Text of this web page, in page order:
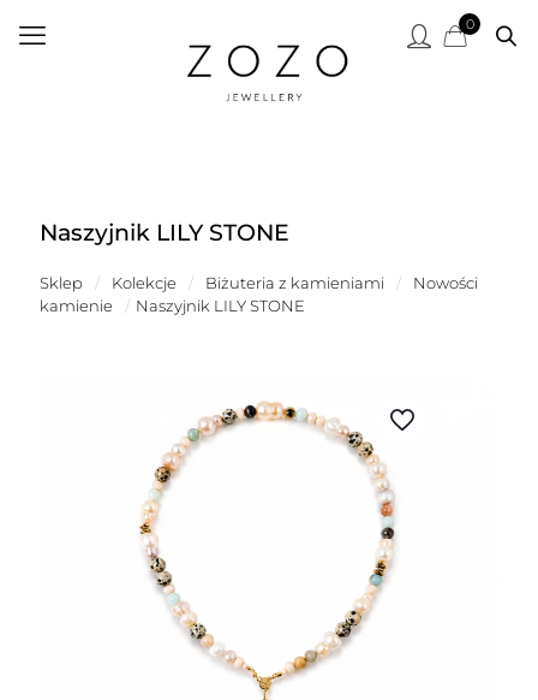
0
Naszyjnik LILY STONE
Sklep / Kolekcje / Biżuteria z kamieniami /
Nowości
kamienie
/ Naszyjnik LILY STONE